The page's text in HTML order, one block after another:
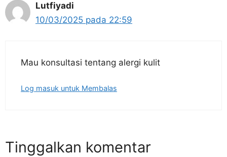
Lutfiyadi
10/03/2025 pada 22:59
Mau konsultasi tentang alergi kulit
Log masuk untuk Membalas
Tinggalkan komentar